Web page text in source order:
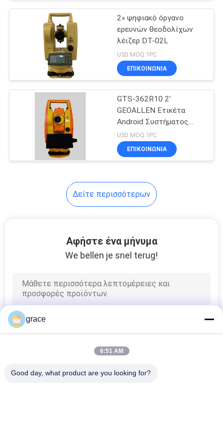
ΕΛΆΤΕ
ΕΠΑΦΉ
ΜΕ
ΕΙΔΉΣΕΙΣ
ΠΕΡΙΠΤΏΣΕΙΣ
2» ψηφιακό όργανο
ερευνών θεοδολίχων
λέιζερ DT-02L
USD MOQ:1PC
ΕΠΙΚΟΙΝΩΝΊΑ
GTS-362R10 2'
GEOALLEN Ετικέτα
Android Συστήματος
Συνολικού Σταθμού
USD MOQ:1PC
ΕΠΙΚΟΙΝΩΝΊΑ
Δείτε περισσότερων
Αφήστε ένα μήνυμα
We bellen je snel terug!
grace
6:51 AM
Good day, what product are you looking for?